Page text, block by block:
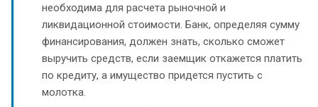
необходима для расчета рыночной и
ликвидационной стоимости. Банк, определяя сумму
финансирования, должен знать, сколько сможет
выручить средств, если заемщик откажется платить
по кредиту, а имущество придется пустить с
молотка.